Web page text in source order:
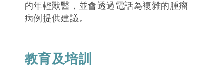
的年輕獸醫，並會透過電話為複雜的腫瘤
病例提供建議。
教育及培訓